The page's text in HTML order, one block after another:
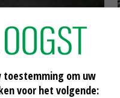
toestemming om uw
voor het volgende: